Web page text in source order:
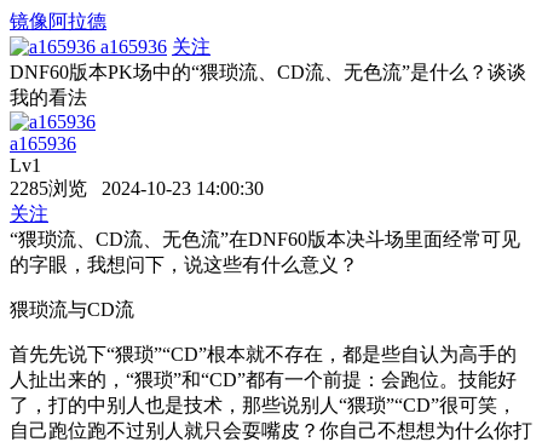
镜像阿拉德
a165936 关注
DNF60版本PK场中的“猥琐流、CD流、无色流”是什么？谈谈
我的看法
a165936
Lv1
2285浏览 2024-10-23 14:00:30
关注
“猥琐流、CD流、无色流”在DNF60版本决斗场里面经常可见
的字眼，我想问下，说这些有什么意义？
猥琐流与CD流
首先先说下“猥琐”“CD”根本就不存在，都是些自认为高手的
人扯出来的，“猥琐”和“CD”都有一个前提：会跑位。技能好
了，打的中别人也是技术，那些说别人“猥琐”“CD”很可笑，
自己跑位跑不过别人就只会耍嘴皮？你自己不想想为什么你打